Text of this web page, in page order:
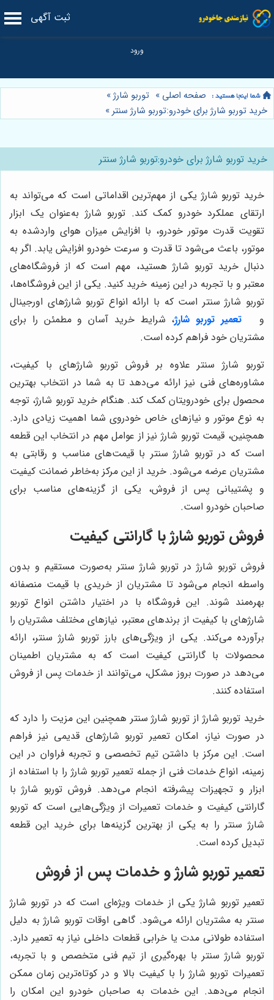
ثبت آگهی
صفحه اصلی » توربو شارژ»
خرید توربو شارژ برای خودرو:توربو شارژ سنتر»
خرید توربو شارژ برای خودرو:توربو شارژ سنتر
خرید توربو شارژ یکی از مهم‌ترین اقداماتی است که می‌تواند به
ارتقای عملکرد خودرو کمک کند. توربو شارژ به‌عنوان یک ابزار
تقویت قدرت موتور خودرو، با افزایش میزان هوای واردشده به
موتور، باعث می‌شود تا قدرت و سرعت خودرو افزایش یابد. اگر به
دنبال خرید توربو شارژ هستید، مهم است که از فروشگاه‌های
معتبر و با تجربه در این زمینه خرید کنید. یکی از این فروشگاه‌ها،
توربو شارژ سنتر است که با ارائه انواع توربو شارژهای اورجینال
و
تعمیر توربو شارژ، شرایط خرید آسان و مطمئن را برای
مشتریان خود فراهم کرده است.
توربو شارژ سنتر علاوه بر فروش توربو شارژهای با کیفیت،
مشاوره‌های فنی نیز ارائه می‌دهد تا به شما در انتخاب بهترین
محصول برای خودرویتان کمک کند. هنگام خرید توربو شارژ، توجه
به نوع موتور و نیازهای خاص خودروی شما اهمیت زیادی دارد.
همچنین، قیمت توربو شارژ نیز از عوامل مهم در انتخاب این قطعه
است که در توربو شارژ سنتر با قیمت‌های مناسب و رقابتی به
مشتریان عرضه می‌شود. خرید از این مرکز به‌خاطر ضمانت کیفیت
و پشتیبانی پس از فروش، یکی از گزینه‌های مناسب برای
صاحبان خودرو است.
فروش توربو شارژ با گارانتی کیفیت
فروش توربو شارژ در توربو شارژ سنتر به‌صورت مستقیم و بدون
واسطه انجام می‌شود تا مشتریان از خریدی با قیمت منصفانه
بهره‌مند شوند. این فروشگاه با در اختیار داشتن انواع توربو
شارژهای با کیفیت از برندهای معتبر، نیازهای مختلف مشتریان را
برآورده می‌کند. یکی از ویژگی‌های بارز توربو شارژ سنتر، ارائه
محصولات با گارانتی کیفیت است که به مشتریان اطمینان
می‌دهد در صورت بروز مشکل، می‌توانند از خدمات پس از فروش
استفاده کنند.
خرید توربو شارژ از توربو شارژ سنتر همچنین این مزیت را دارد که
در صورت نیاز، امکان تعمیر توربو شارژهای قدیمی نیز فراهم
است. این مرکز با داشتن تیم تخصصی و تجربه فراوان در این
زمینه، انواع خدمات فنی از جمله تعمیر توربو شارژ را با استفاده از
ابزار و تجهیزات پیشرفته انجام می‌دهد. فروش توربو شارژ با
گارانتی کیفیت و خدمات تعمیرات از ویژگی‌هایی است که توربو
شارژ سنتر را به یکی از بهترین گزینه‌ها برای خرید این قطعه
تبدیل کرده است.
تعمیر توربو شارژ و خدمات پس از فروش
تعمیر توربو شارژ یکی از خدمات ویژه‌ای است که در توربو شارژ
سنتر به مشتریان ارائه می‌شود. گاهی اوقات توربو شارژ به دلیل
استفاده طولانی مدت یا خرابی قطعات داخلی نیاز به تعمیر دارد.
توربو شارژ سنتر با بهره‌گیری از تیم فنی متخصص و با تجربه،
تعمیرات توربو شارژ را با کیفیت بالا و در کوتاه‌ترین زمان ممکن
انجام می‌دهد. این خدمات به صاحبان خودرو این امکان را